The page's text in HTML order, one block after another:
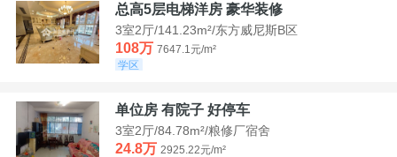
总高5层电梯洋房 豪华装修
3室2厅/141.23m²/东方威尼斯B区
108万 7647.1元/m²
学区
单位房 有院子 好停车
3室2厅/84.78m²/粮修厂宿舍
24.8万 2925.22元/m²